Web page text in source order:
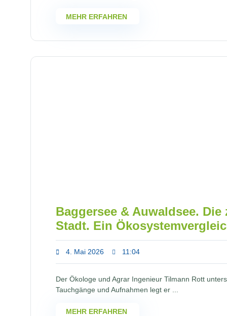
MEHR ERFAHREN
Baggersee & Auwaldsee.
Stadt. Ein
4. Mai 2026 11:04
Der Ökologe und Agrar Ingenieur Tilmann Rott
Tauchgänge und Aufnahmen legt er ...
MEHR ERFAHREN